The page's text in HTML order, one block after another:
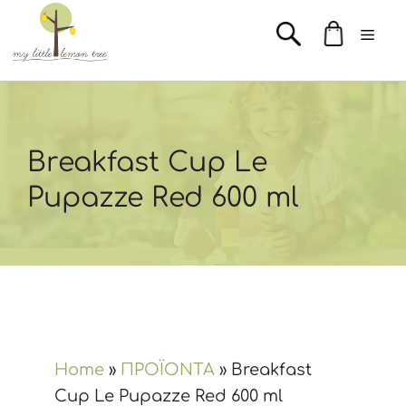
Μετάβαση
περιεχόμενο
Breakfast Cup Le
Pupazze Red 600 ml
Home » ΠΡΟΪΟΝΤΑ » Breakfast
Cup Le Pupazze Red 600 ml